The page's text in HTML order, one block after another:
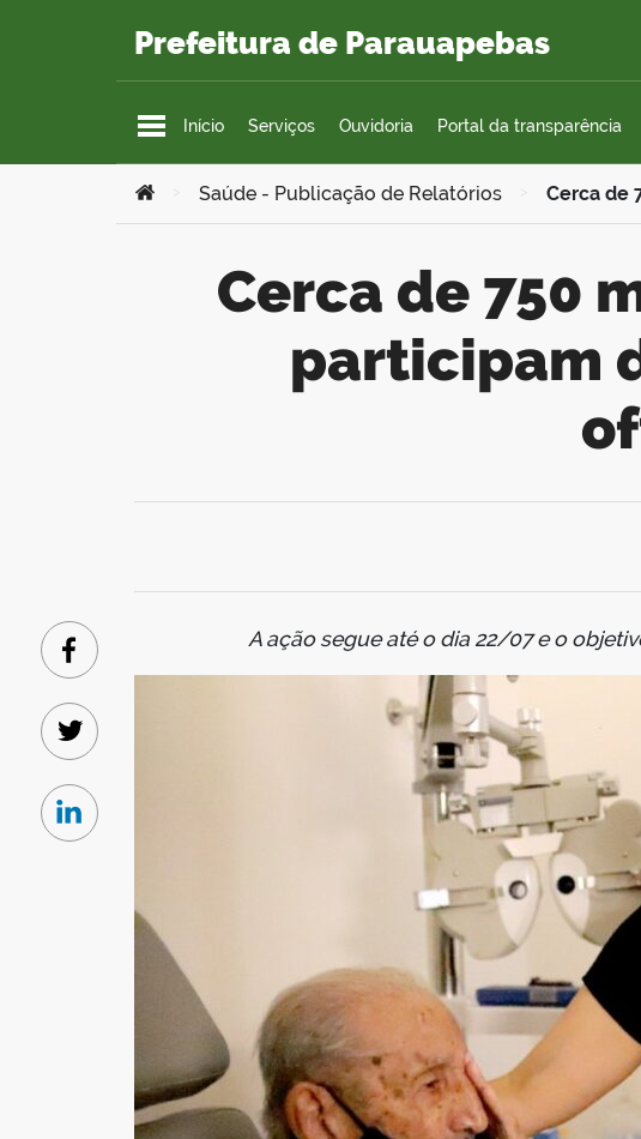
Prefeitura de Parauapebas
Início Serviços Ouvidoria Portal da transparência
Você está aqui:
Saúde - Publicação de Relatórios Cerca de
Cerca de 750 moradores de Parauapebas
participam
A ação segue até o dia 22/07 e o
Facebook
Twitter
Linkedin